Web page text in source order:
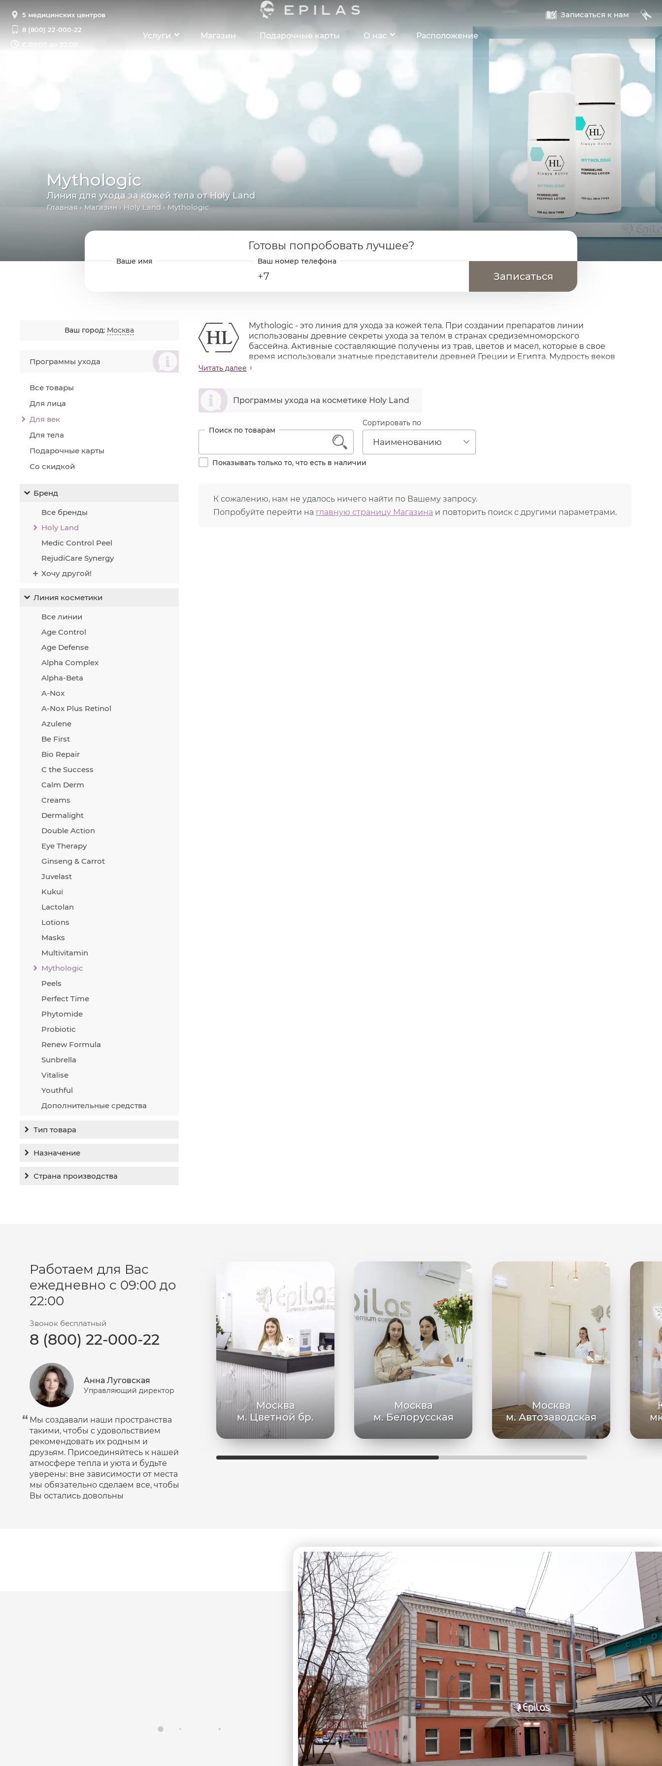
5 медицинских центров
8 (800) 22-000-22
С 09:00 до 22:00
Услуги Магазин Подарочные карты О нас Расположение
A Записаться к нам B
Mythologic
Линия для ухода за кожей тела от Holy Land
Главная › Магазин › Holy Land › Mythologic
Готовы попробовать лучшее?
+7
Ваш город: Москва
စ
Программы ухода
Все товары
Для лица
Для век
Для тела
Подарочные карты
Со скидкой
Бренд
Все бренды
Holy Land
Medic Control Peel
RejudiCare Synergy
Хочу другой!
Линия косметики
Все линии
Age Control
Age Defense
Alpha Complex
Alpha-Beta
A-Nox
A-Nox Plus Retinol
Azulene
Be First
Bio Repair
C the Success
Calm Derm
Creams
Dermalight
Double Action
Eye Therapy
Ginseng & Carrot
Juvelast
Kukui
Lactolan
Lotions
Masks
Multivitamin
Mythologic
Peels
Perfect Time
Phytomide
Probiotic
Renew Formula
Sunbrella
Vitalise
Youthful
Дополнительные средства
Тип товара
Концентрат
Мусс
Мыло
Набор косметики
Пилинг
Пудра
Сыворотка
Шампунь
Эмульсия
Назначение
Постакне
Против морщин
Противовозрастной
Страна производства
Mythologic - это линия для ухода за кожей тела. При создании препаратов линии
использованы древние секреты ухода за телом в странах средиземноморского
бассейна. Активные составляющие получены из трав, цветов и масел, которые в свое
время использовали знатные представители древней Греции и Египта. Мудрость веков
переплелась с научными достижениями современности, и теперь каждая женщина может
препараты для проведения SPA процедур, а также эффективного ухода за кожей тела в домашних
условиях.
Назначение линии
Регулярный уход и профилактика старения кожи
Профилактика и коррекция целлюлита
Глубокое увлажнение и лифтинг кожи тела
Выравнивание текстуры и цвета кожи
Коррекция постакне в области шеи, груди и спины
Читать далее
ဆ Программы ухода на косметике Holy Land
1
Сортировать по
Наименованию
Показывать только то, что есть в наличии
К сожалению, нам не удалось ничего найти по Вашему запросу.
Попробуйте перейти на главную страницу Магазина и повторить поиск с другими параметрами.
Работаем для Вас
ежедневно с 09:00 до
22:00
Звонок бесплатный
8 (800) 22-000-22
Анна Луговская
Управляющий директор
Мы создавали наши пространства
такими, чтобы с удовольствием
рекомендовать их родным и
друзьям. Присоединяйтесь к нашей
атмосфере тепла и уюта и будьте
уверены: вне зависимости от места
мы обязательно сделаем все, чтобы
Вы остались довольны